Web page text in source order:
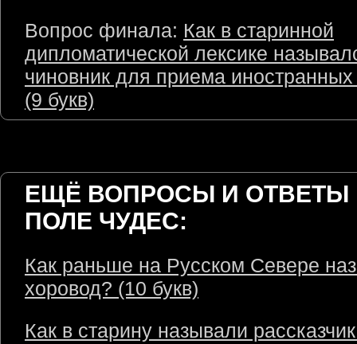
Вопрос финала: Как в старинной
дипломатической лексике
чиновник для приема
(9 букв)
ЕЩЁ ВОПРОСЫ И ОТВЕТЫ
ПОЛЕ ЧУДЕС:
Как раньше на Русском Севере
хоровод? (10 букв)
Как в старину называли